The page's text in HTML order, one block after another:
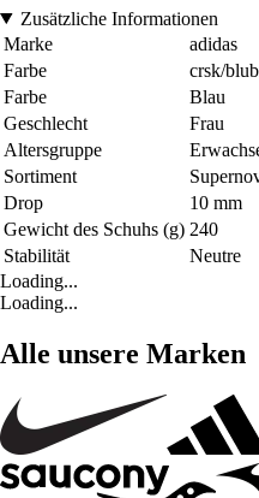
Zusätzliche Informationen
Marke
adidas
Farbe
crsk/
Farbe
Blau
Geschlecht
Frau
Altersgruppe
Sortiment
Drop
10 mm
Gewicht des Schuhs (g) 240
Stabilität
Neutre
Loading...
Loading...
Alle unsere Marken